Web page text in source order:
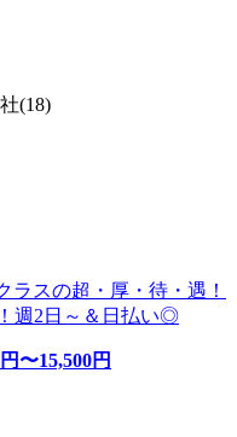
(18)
ラスの超・厚・待・遇！
週2日～＆日払い◎
円〜15,500円